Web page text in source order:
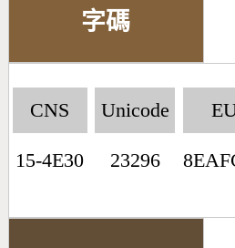
字碼
CNS
15-4E30
Unicode
23296